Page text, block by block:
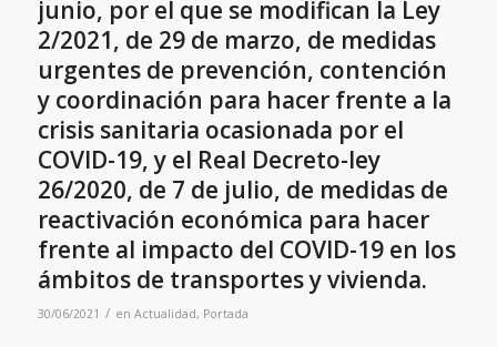
junio, por el que se modifican la Ley
2/2021, de 29 de marzo, de medidas
urgentes de prevención, contención
y coordinación para hacer frente a la
crisis sanitaria ocasionada por el
COVID-19, y el Real Decreto-ley
26/2020, de 7 de julio, de medidas de
reactivación económica para hacer
frente al impacto del COVID-19 en los
ámbitos de transportes y vivienda.
30/06/2021 / en Actualidad, Portada